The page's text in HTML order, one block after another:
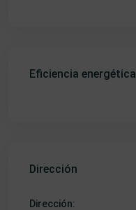
Eficiencia energética
Dirección
Dirección: